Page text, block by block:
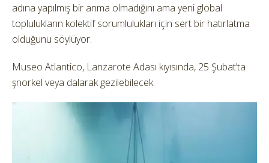
adına yapılmış bir anma olmadığını ama yeni global
toplulukların kolektif sorumlulukları için sert bir hatırlatma
olduğunu söylüyor.
Museo Atlantico, Lanzarote Adası kıyısında, 25 Şubat’ta
şnorkel veya dalarak gezilebilecek.